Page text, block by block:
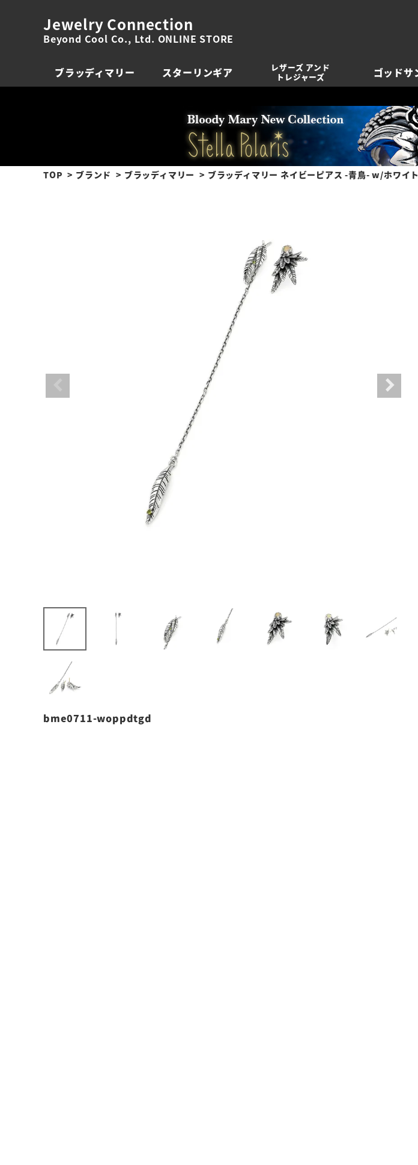
Jewelry Connection
Beyond Cool Co., Ltd. ONLINE STORE
ブラッディマリー スターリンギア
レザーズ アンド
トレジャーズ
ゴッドサ
TOP ブランド ブラッディマリー ブラッディマリー ネイビーピアス -青鳥- w/ホワイ
bme0711-woppdtgd